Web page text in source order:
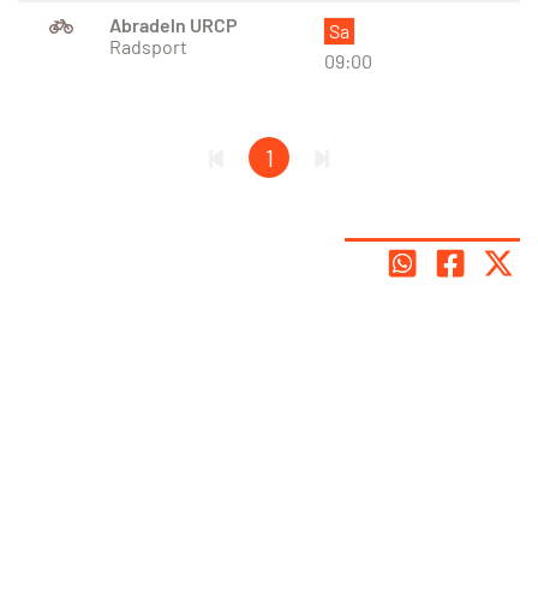
Abradeln URCP
Radsport
Sa
09:00
1